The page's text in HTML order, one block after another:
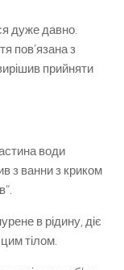
дуже давно.
пов’язана з
прийняти
води
з ванни з криком
в рідину, діє
тілом.